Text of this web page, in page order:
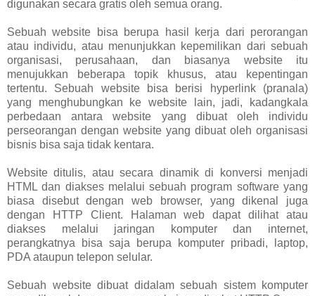
digunakan secara gratis oleh semua orang.
Sebuah website bisa berupa hasil kerja dari perorangan
atau individu, atau menunjukkan kepemilikan dari sebuah
organisasi, perusahaan, dan biasanya website itu
menujukkan beberapa topik khusus, atau kepentingan
tertentu. Sebuah website bisa berisi hyperlink (pranala)
yang menghubungkan ke website lain, jadi, kadangkala
perbedaan antara website yang dibuat oleh individu
perseorangan dengan website yang dibuat oleh organisasi
bisnis bisa saja tidak kentara.
Website ditulis, atau secara dinamik di konversi menjadi
HTML dan diakses melalui sebuah program software yang
biasa disebut dengan web browser, yang dikenal juga
dengan HTTP Client. Halaman web dapat dilihat atau
diakses melalui jaringan komputer dan internet,
perangkatnya bisa saja berupa komputer pribadi, laptop,
PDA ataupun telepon selular.
Sebuah website dibuat didalam sebuah sistem komputer